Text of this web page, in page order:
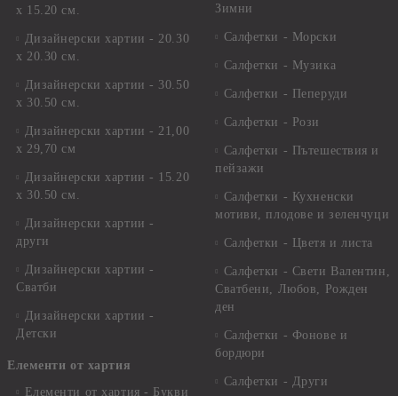
х 15.20 см.
Дизайнерски хартии - 20.30
х 20.30 см.
Дизайнерски хартии - 30.50
х 30.50 см.
Дизайнерски хартии - 21,00
х 29,70 см
Дизайнерски хартии - 15.20
x 30.50 см.
Дизайнерски хартии -
други
Дизайнерски хартии -
Сватби
Дизайнерски хартии -
Детски
Елементи от хартия
Елементи от хартия - Букви
Зимни
Салфетки - Морски
Салфетки - Музика
Салфетки - Пеперуди
Салфетки - Рози
Салфетки - Пътешествия и
пейзажи
Салфетки - Кухненски
мотиви, плодове и зеленчуци
Салфетки - Цветя и листа
Салфетки - Свети Валентин,
Сватбени, Любов, Рожден
ден
Салфетки - Фонове и
бордюри
Салфетки - Други